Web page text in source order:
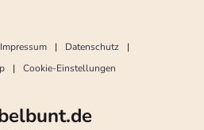
Impressum
Datenschutz
Cookie-Einstellungen